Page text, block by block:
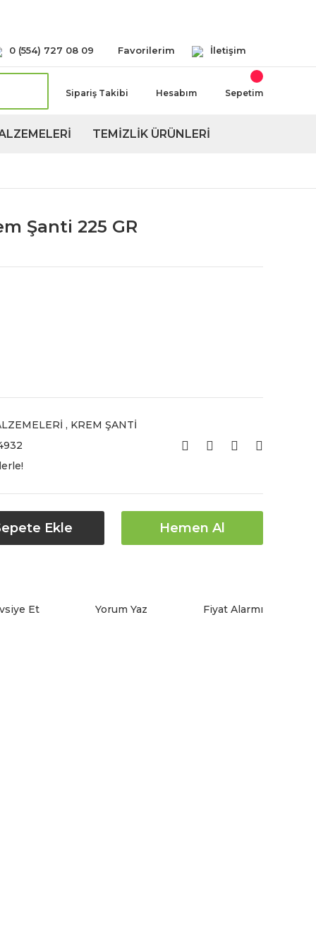
0 (554) 727 08 09 Favorilerim İletişim
Sipariş Takibi Hesabım Sepetim
TEMİZLİK ÜRÜNLERİ
Şanti 225 GR
, KREM ŞANTİ
Ekle Hemen Al
Et Yorum Yaz Fiyat Alarmı